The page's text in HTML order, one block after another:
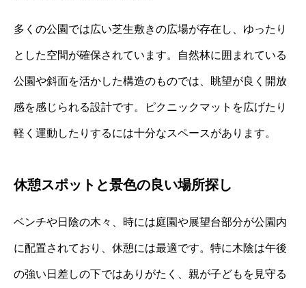
多くの公園では広い芝生敷きの広場が存在し、ゆったり
とした空間が確保されています。自然林に囲まれている
公園や斜面を活かした構造のものでは、眺望が良く開放
感を感じられる設計です。ピクニックマットを広げたり
軽く運動したりするには十分なスペースがあります。
休憩スポットと景色の良い場所探し
ベンチや日陰の木々、時には庭園や展望台部分が公園内
に配置されており、休憩には最適です。特に木陰は午後
の強い日差しの下ではありがたく、親が子どもを見守る